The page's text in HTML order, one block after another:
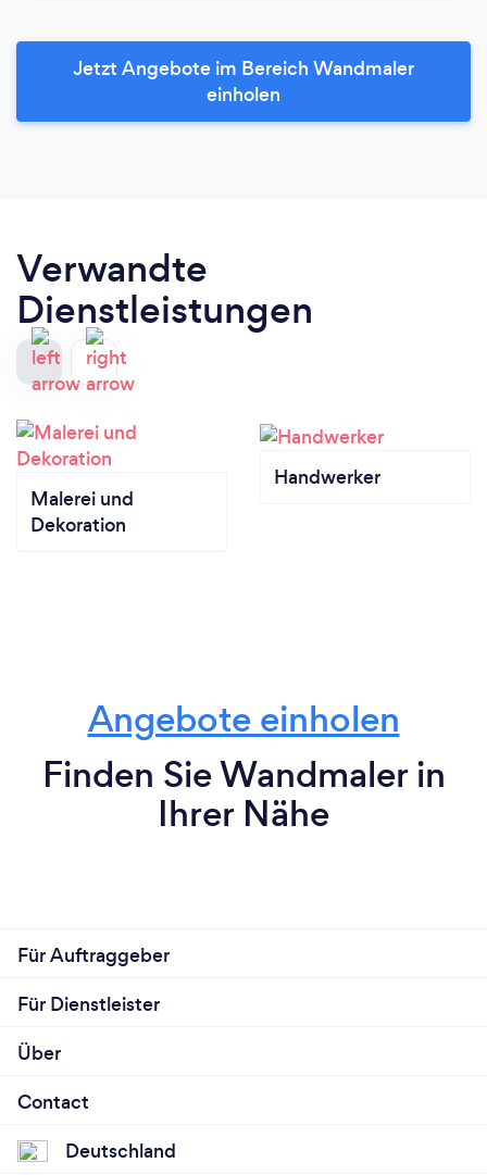
Jetzt Angebote im Bereich Wandmaler
einholen
Verwandte
Dienstleistungen
Malerei und
Dekoration
Handwerker
Angebote einholen
Finden Sie Wandmaler in
Ihrer Nähe
Für Auftraggeber
Für Dienstleister
Über
Contact
Deutschland